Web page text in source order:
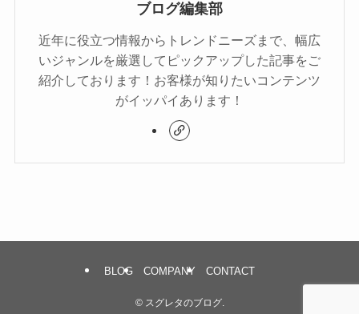
ブログ編集部
近年に役立つ情報からトレンドニーズまで、幅広
いジャンルを厳選してピックアップした記事をご
紹介しております！お客様が知りたいコンテンツ
がイッパイあります！
BLOG COMPANY CONTACT
©スグレタのブログ.